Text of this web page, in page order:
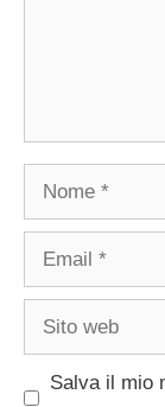
Salva il mio